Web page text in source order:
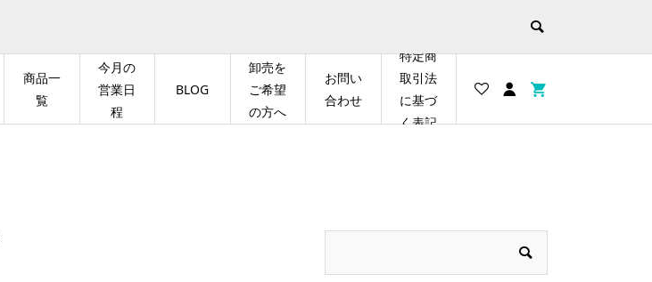
商品一
覧
今月の
営業日
程
BLOG
卸売を
ご希望
の方へ
お問い
合わせ
特定商
取引法
に基づ
く表記